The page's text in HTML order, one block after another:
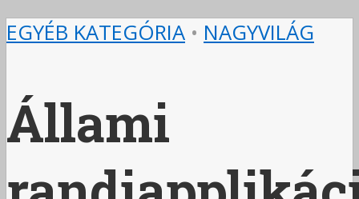
EGYÉB KATEGÓRIA • NAGYVILÁG
Állami